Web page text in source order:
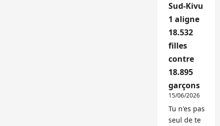
Sud-Kivu
1 aligne
18.532
filles
contre
18.895
garçons
15/06/2026
Tu n'es pas
seul de te